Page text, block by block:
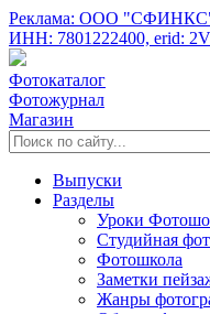
Реклама: ООО
ИНН: 7801222400, erid:
Фотокаталог
Фотожурнал
Магазин
Выпуски
Разделы
Уроки
Студийная
Фотошкола
Заметки
Жанры